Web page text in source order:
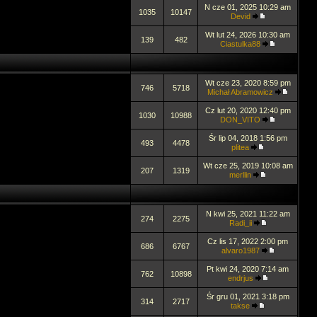
1035 10147
N cze 01, 2025 10:29 am
Devid
139 482
Wt lut 24, 2026 10:30 am
Ciastulka88
746 5718
Wt cze 23, 2020 8:59 pm
Michał Abramowicz
1030 10988
Cz lut 20, 2020 12:40 pm
DON_VITO
493 4478
Śr lip 04, 2018 1:56 pm
plitea
207 1319
Wt cze 25, 2019 10:08 am
merllin
274 2275
N kwi 25, 2021 11:22 am
Radi_ii
686 6767
Cz lis 17, 2022 2:00 pm
alvaro1987
762 10898
Pt kwi 24, 2020 7:14 am
endrjus
314 2717
Śr gru 01, 2021 3:18 pm
takse